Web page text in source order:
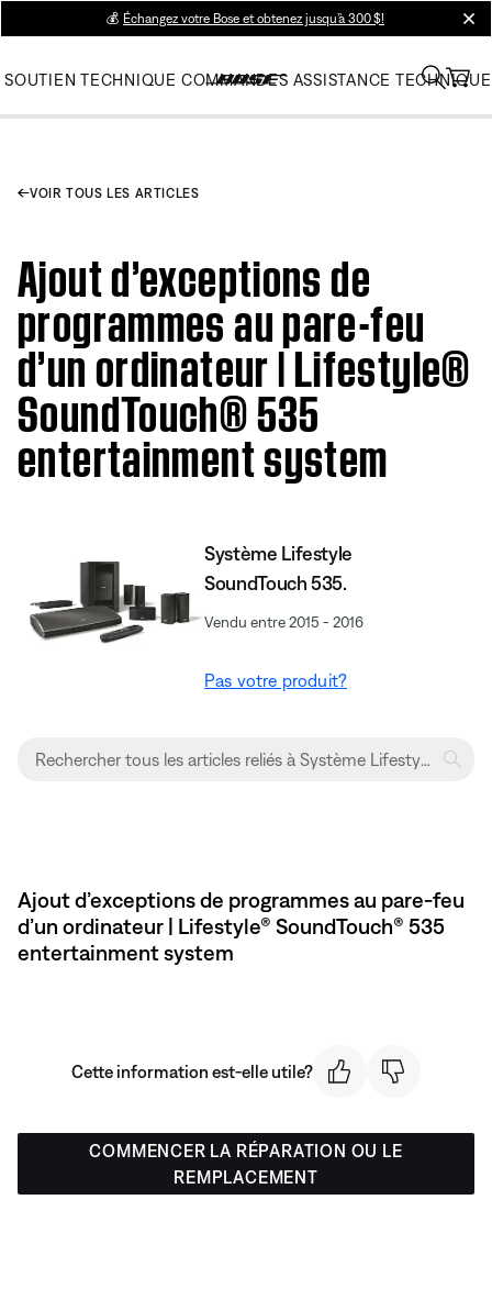
💰 Échangez votre Bose et obtenez jusqu’à 300 $!
SOUTIEN TECHNIQUE COMMANDES ASSISTANCE TECHNIQUE
VOIR TOUS LES ARTICLES
Ajout d’exceptions de
programmes au pare-feu
d’un ordinateur | Lifestyle®
SoundTouch® 535
entertainment system
Système Lifestyle
SoundTouch 535.
Vendu entre 2015 - 2016
Pas votre produit?
Ajout d’exceptions de programmes au pare-feu
d’un ordinateur | Lifestyle® SoundTouch® 535
entertainment system
Cette information est-elle utile?
COMMENCER LA RÉPARATION OU LE
REMPLACEMENT